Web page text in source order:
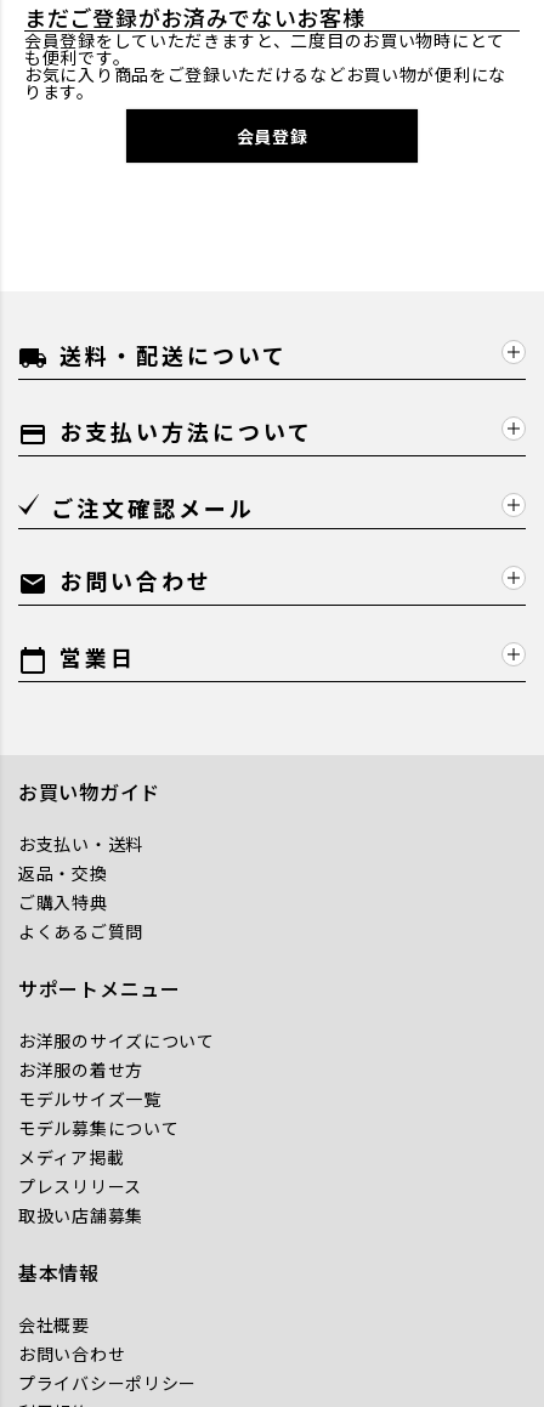
まだご登録がお済みでないお客様
会員登録をしていただきますと、二度目のお買い物時にとて
も便利です。
お気に入り商品をご登録いただけるなどお買い物が便利にな
ります。
会員登録
local_shipping 送料・配送について
payment お支払い方法について
ご注文確認メール
mail お問い合わせ
calendar_today 営業日
お買い物ガイド
お支払い・送料
返品・交換
ご購入特典
よくあるご質問
サポートメニュー
お洋服のサイズについて
お洋服の着せ方
モデルサイズ一覧
モデル募集について
メディア掲載
プレスリリース
取扱い店舗募集
基本情報
会社概要
お問い合わせ
プライバシーポリシー